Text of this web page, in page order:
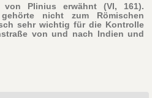
von Plinius erwähnt (VI, 161).
gehörte nicht zum Römischen
sehr wichtig für die Kontrolle
von und nach Indien und